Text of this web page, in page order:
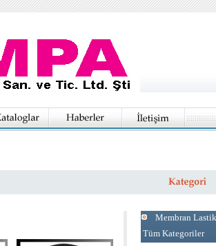
Membran
Tüm Kategoriler